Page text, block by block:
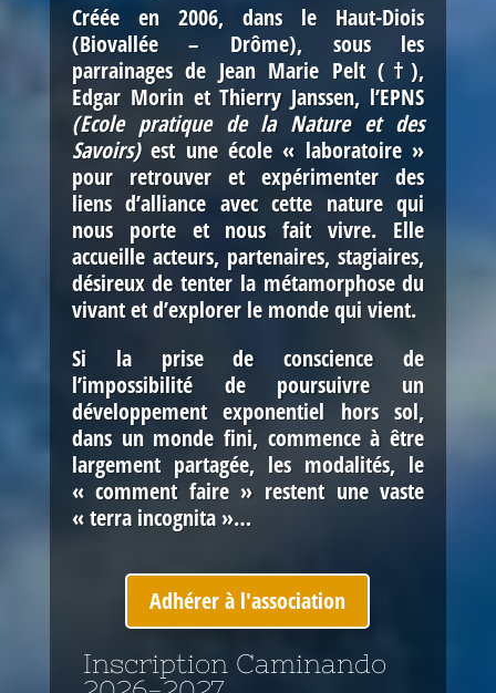
Créée en 2006, dans le Haut-Diois
(Biovallée – Drôme), sous les
parrainages de Jean Marie Pelt (†),
Edgar Morin et Thierry Janssen, l’EPNS
(Ecole pratique de la Nature et des
Savoirs)est une école « laboratoire »
pour retrouver et expérimenter des
liens d’alliance avec cette nature qui
nous porte et nous fait vivre. Elle
accueille acteurs, partenaires, stagiaires,
désireux detenter la métamorphose du
vivant et d’explorer le monde qui vient.
Si la prise de conscience de
l’impossibilité de poursuivre un
développement exponentiel hors sol,
dans un monde fini, commence à être
largement partagée, les modalités, le
« comment faire » restent une vaste
« terra incognita »…
Adhérer à l'association
Inscription Caminando